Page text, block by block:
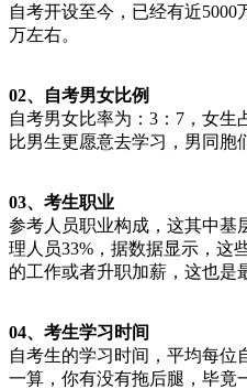
自考开设至今，已经有近
万左右。
02、自考男女比例
自考男女比率为：3：7，女
比男生更愿意去学习，男同胞
03、考生职业
参考人员职业构成，这其中基
理人员33%，据数据显示，这
的工作或者升职加薪，这也是
04、考生学习时间
自考生的学习时间，平均每位
一算，你有没有拖后腿，毕竟